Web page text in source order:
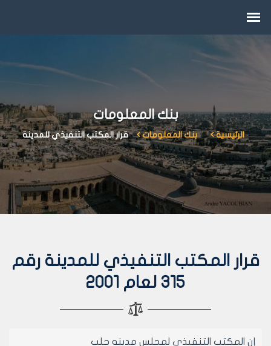
بنك المعلومات
الرئيسية بنك المعلومات قرار المكتب التنفيذي للمدينة
قرار المكتب التنفيذي للمدينة رقم
315 لعام 2001
إن المكتب التنفيذي لمجلس مدينه حلب